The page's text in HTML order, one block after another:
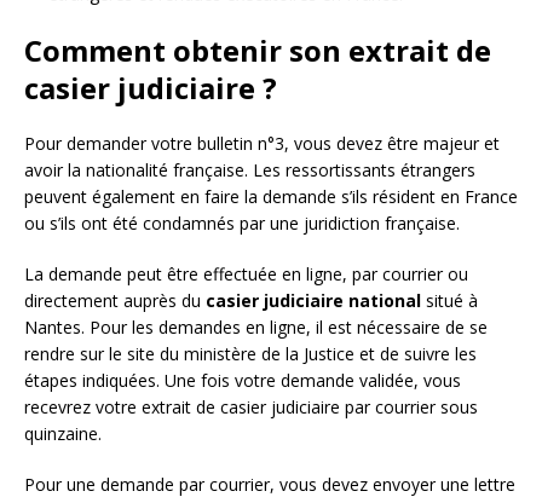
Comment obtenir son extrait de
casier judiciaire ?
Pour demander votre bulletin n°3, vous devez être majeur et
avoir la nationalité française. Les ressortissants étrangers
peuvent également en faire la demande s’ils résident en France
ou s’ils ont été condamnés par une juridiction française.
La demande peut être effectuée en ligne, par courrier ou
directement auprès du casier judiciaire national situé à
Nantes. Pour les demandes en ligne, il est nécessaire de se
rendre sur le site du ministère de la Justice et de suivre les
étapes indiquées. Une fois votre demande validée, vous
recevrez votre extrait de casier judiciaire par courrier sous
quinzaine.
Pour une demande par courrier, vous devez envoyer une lettre